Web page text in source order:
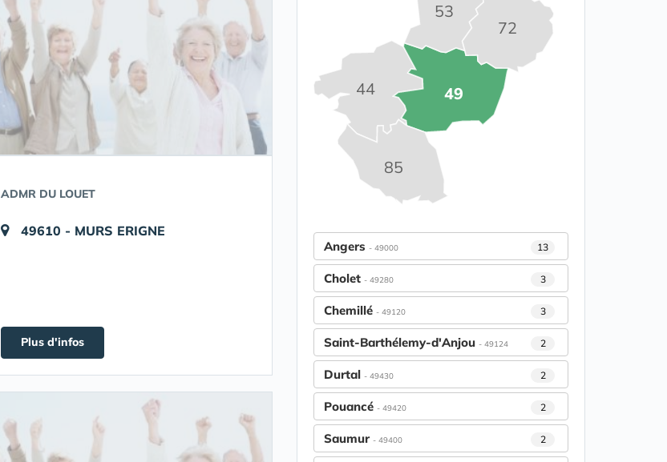
ADMR DU LOUET
49610 - MURS ERIGNE
Plus d'infos
44 49
53
72
85
Angers - 49000 13
Cholet - 49280 3
Chemillé - 49120 3
Saint-Barthélemy-d'Anjou - 49124 2
Durtal - 49430 2
Pouancé - 49420 2
Saumur - 49400 2